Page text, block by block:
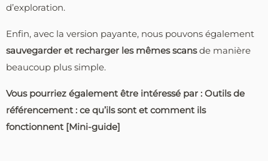
d’exploration.
Enfin, avec la version payante, nous pouvons également
sauvegarder et recharger les mêmes scansde manière
beaucoup plus simple.
Vous pourriez également être intéressé par : Outils de
référencement : ce qu’ils sont et comment ils
fonctionnent [Mini-guide]